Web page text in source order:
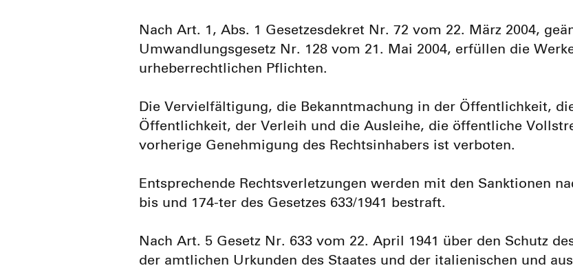
Nach Art. 1, Abs. 1 Gesetzesdekret Nr. 72 vom 22. März 2004,
Umwandlungsgesetz Nr. 128 vom 21. Mai 2004, erfüllen die
urheberrechtlichen Pflichten.
Die Vervielfältigung, die Bekanntmachung in der Öffentlichkeit,
Öffentlichkeit, der Verleih und die Ausleihe, die öffentliche
vorherige Genehmigung des Rechtsinhabers ist verboten.
Entsprechende Rechtsverletzungen werden mit den Sanktionen
bis und 174-ter des Gesetzes 633/1941 bestraft.
Nach Art. 5 Gesetz Nr. 633 vom 22. April 1941 über den Schutz
der amtlichen Urkunden des Staates und der italienischen und